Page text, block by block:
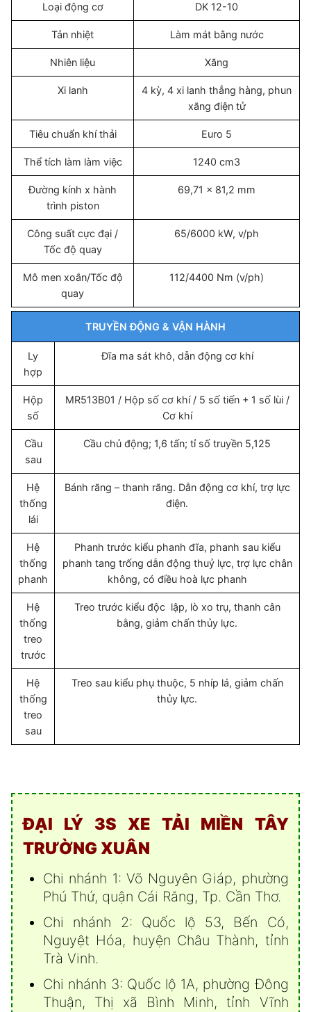
Loại động cơ DK 12-10
Tản nhiệt Làm mát bằng nước
Nhiên liệu Xăng
Xi lanh
4 kỳ, 4 xi lanh thẳng hàng, phun
xăng điện tử
Tiêu chuẩn khí thải Euro 5
Thể tích làm làm việc 1240 cm3
Đường kính x hành
trình piston
69,71 × 81,2 mm
Công suất cực đại /
Tốc độ quay
65/6000 kW, v/ph
Mô men xoắn/Tốc độ
quay
112/4400 Nm (v/ph)
TRUYỀN ĐỘNG & VẬN HÀNH
Ly
hợp
Đĩa ma sát khô, dẫn động cơ khí
Hộp
số
MR513B01 / Hộp số cơ khí / 5 số tiến + 1 số lùi /
Cơ khí
Cầu
sau
Cầu chủ động; 1,6 tấn; tỉ số truyền 5,125
Hệ
thống
lái
Bánh răng – thanh răng. Dẫn động cơ khí, trợ lực
điện.
Hệ
thống
phanh
Phanh trước kiểu phanh đĩa, phanh sau kiểu
phanh tang trống dẫn động thuỷ lực, trợ lực chân
không, có điều hoà lực phanh
Hệ
thống
treo
trước
Treo trước kiểu độc lập, lò xo trụ, thanh cân
bằng, giảm chấn thủy lực.
Hệ
thống
treo
sau
Treo sau kiểu phụ thuộc, 5 nhíp lá, giảm chấn
thủy lực.
ĐẠI LÝ 3S XE TẢI MIỀN TÂY
TRƯỜNG XUÂN
Chi nhánh 1: Võ Nguyên Giáp, phường
Phú Thứ, quận Cái Răng, Tp. Cần Thơ.
Chi nhánh 2: Quốc lộ 53, Bến Có,
Nguyệt Hóa, huyện Châu Thành, tỉnh
Trà Vinh.
Chi nhánh 3: Quốc lộ 1A, phường Đông
Thuận, Thị xã Bình Minh, tỉnh Vĩnh